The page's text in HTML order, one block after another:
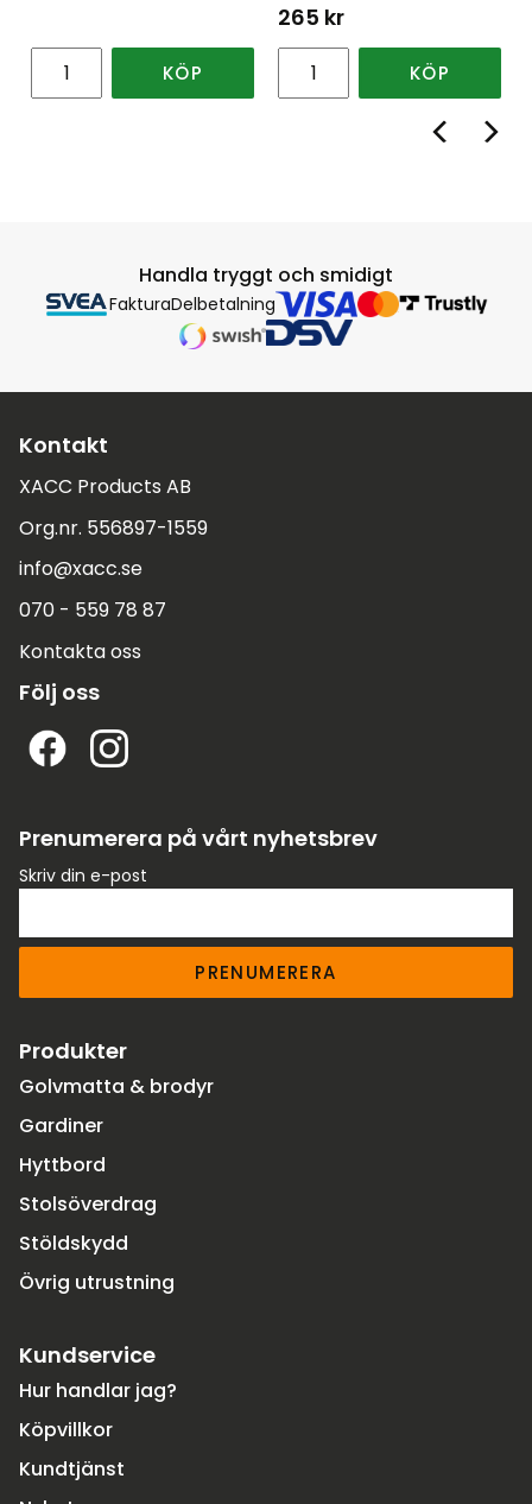
KÖP
265 kr
KÖP
Handla tryggt och smidigt
FakturaDelbetalning
Kontakt
XACC Products AB
Org.nr. 556897-1559
info@xacc.se
070 - 559 78 87
Kontakta oss
Följ oss
Prenumerera på vårt nyhetsbrev
Skriv din e-post
PRENUMERERA
Produkter
Golvmatta & brodyr
Gardiner
Hyttbord
Stolsöverdrag
Stöldskydd
Övrig utrustning
Kundservice
Hur handlar jag?
Köpvillkor
Kundtjänst